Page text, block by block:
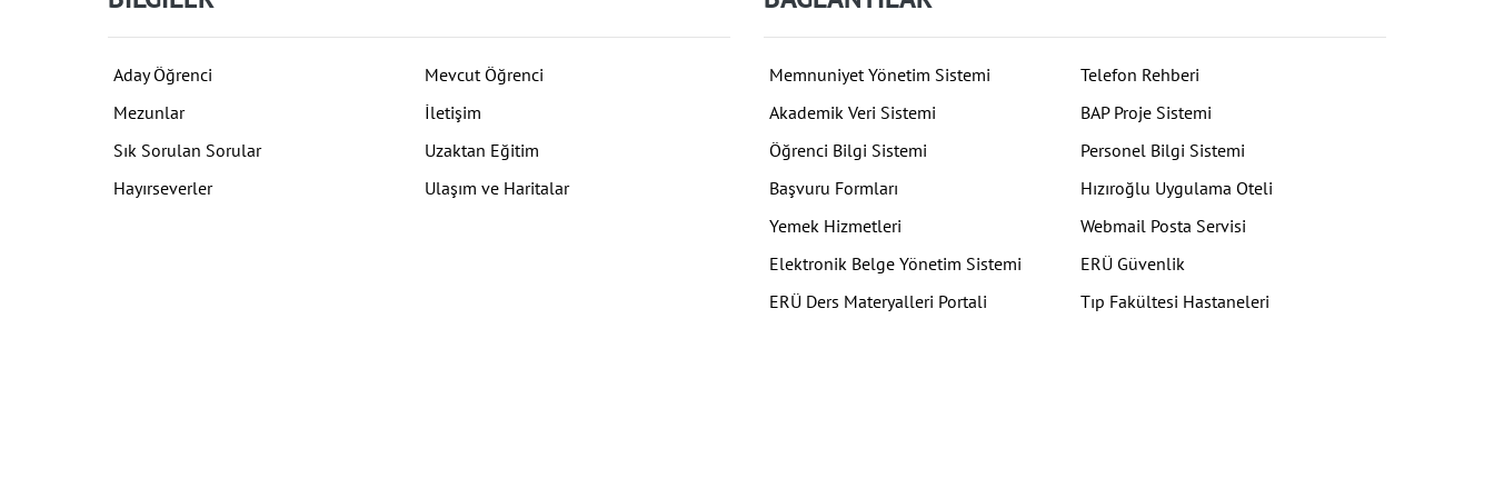
Aday Öğrenci
Mevcut Öğrenci
Mezunlar
İletişim
Sık Sorulan Sorular
Uzaktan Eğitim
Hayırseverler
Ulaşım ve Haritalar
Memnuniyet Yönetim Sistemi
Telefon Rehberi
Akademik Veri Sistemi
BAP Proje Sistemi
Öğrenci Bilgi Sistemi
Personel Bilgi Sistemi
Başvuru Formları
Hızıroğlu Uygulama Oteli
Yemek Hizmetleri
Webmail Posta Servisi
Elektronik Belge Yönetim Sistemi
ERÜ Güvenlik
ERÜ Ders Materyalleri Portali
Tıp Fakültesi Hastaneleri